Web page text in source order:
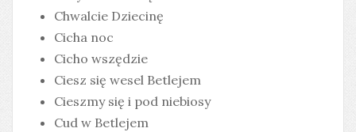
Chwalcie Dziecinę
Cicha noc
Cicho wszędzie
Ciesz się wesel Betlejem
Cieszmy się i pod niebiosy
Cud w Betlejem